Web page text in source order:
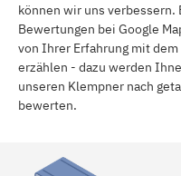
können wir uns
Bewertungen bei Google
von Ihrer Erfahrung mit
erzählen - dazu werden
unseren Klempner nach
bewerten.